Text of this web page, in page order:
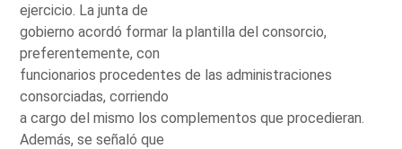
ejercicio. La junta de
gobierno acordó formar la plantilla del consorcio,
preferentemente, con
funcionarios procedentes de las administraciones
consorciadas, corriendo
a cargo del mismo los complementos que procedieran.
Además, se señaló que